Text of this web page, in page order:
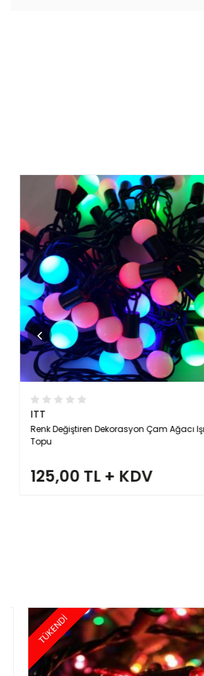
ITT
Renk Değiştiren Dekorasyon Çam Ağacı Işığı
Topu
125,00 TL + KDV
TÜKENDİ